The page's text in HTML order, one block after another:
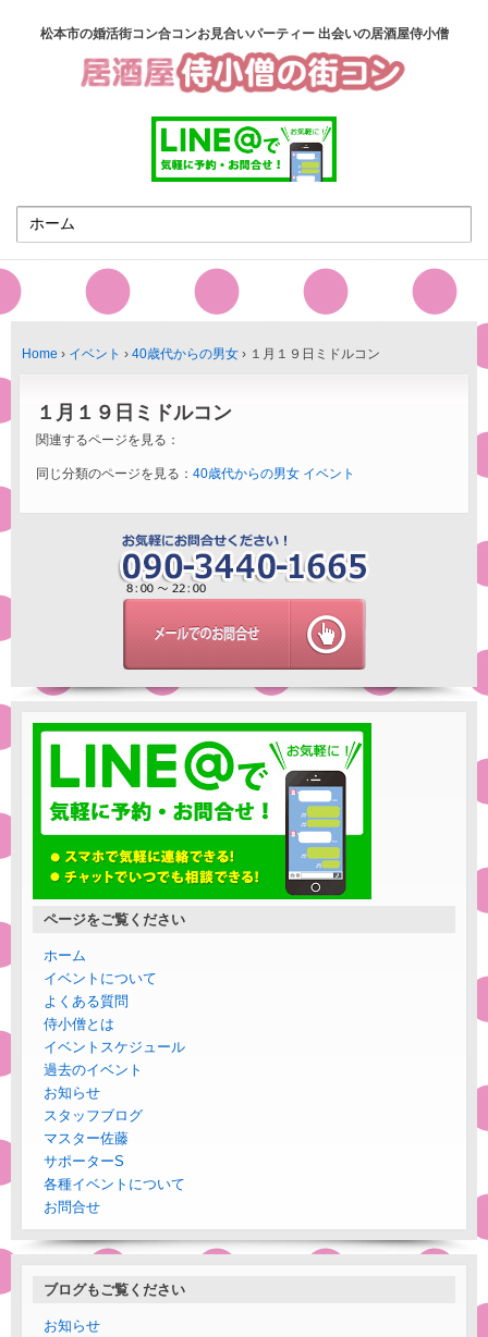
松本市の婚活街コン合コンお見合いパーティー 出会いの居酒屋侍小僧
Home › イベント › 40歳代からの男女 › １月１９日ミドルコン
１月１９日ミドルコン
関連するページを見る：
同じ分類のページを見る： 40歳代からの男女 イベント
ページをご覧ください
ホーム
イベントについて
よくある質問
侍小僧とは
イベントスケジュール
過去のイベント
お知らせ
スタッフブログ
マスター佐藤
サポーターS
各種イベントについて
お問合せ
ブログもご覧ください
お知らせ